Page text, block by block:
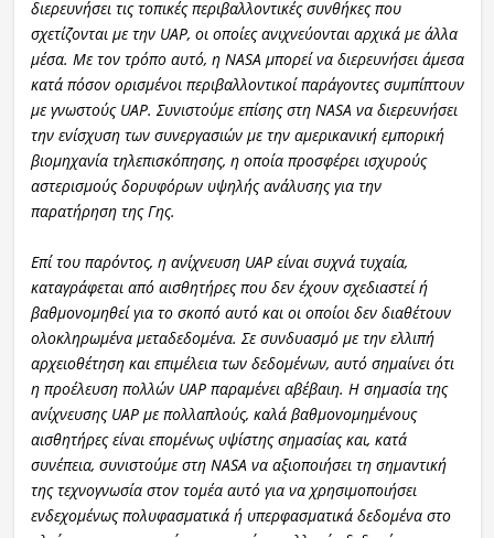
διερευνήσει τις τοπικές περιβαλλοντικές συνθήκες που
σχετίζονται με την UAP, οι οποίες ανιχνεύονται αρχικά με άλλα
μέσα. Με τον τρόπο αυτό, η NASA μπορεί να διερευνήσει άμεσα
κατά πόσον ορισμένοι περιβαλλοντικοί παράγοντες συμπίπτουν
με γνωστούς UAP. Συνιστούμε επίσης στη NASA να διερευνήσει
την ενίσχυση των συνεργασιών με την αμερικανική εμπορική
βιομηχανία τηλεπισκόπησης, η οποία προσφέρει ισχυρούς
αστερισμούς δορυφόρων υψηλής ανάλυσης για την
παρατήρηση της Γης.
Επί του παρόντος, η ανίχνευση UAP είναι συχνά τυχαία,
καταγράφεται από αισθητήρες που δεν έχουν σχεδιαστεί ή
βαθμονομηθεί για το σκοπό αυτό και οι οποίοι δεν διαθέτουν
ολοκληρωμένα μεταδεδομένα. Σε συνδυασμό με την ελλιπή
αρχειοθέτηση και επιμέλεια των δεδομένων, αυτό σημαίνει ότι
η προέλευση πολλών UAP παραμένει αβέβαιη. Η σημασία της
ανίχνευσης UAP με πολλαπλούς, καλά βαθμονομημένους
αισθητήρες είναι επομένως υψίστης σημασίας και, κατά
συνέπεια, συνιστούμε στη NASA να αξιοποιήσει τη σημαντική
της τεχνογνωσία στον τομέα αυτό για να χρησιμοποιήσει
ενδεχομένως πολυφασματικά ή υπερφασματικά δεδομένα στο